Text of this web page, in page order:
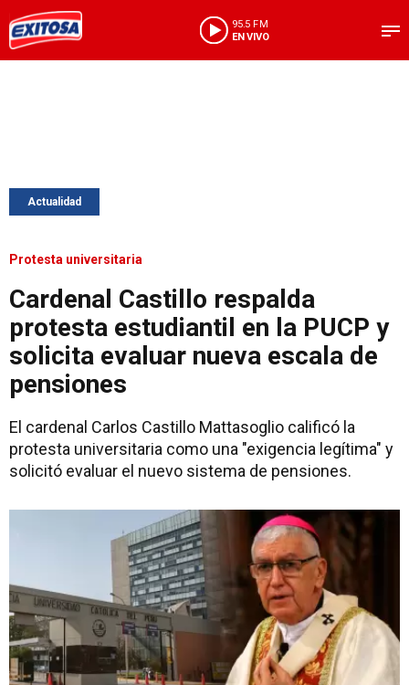
95.5 FM
EN VIVO
Actualidad
Protesta universitaria
Cardenal Castillo respalda
protesta estudiantil en la PUCP y
solicita evaluar nueva escala de
pensiones
El cardenal Carlos Castillo Mattasoglio calificó la
protesta universitaria como una "exigencia legítima" y
solicitó evaluar el nuevo sistema de pensiones.